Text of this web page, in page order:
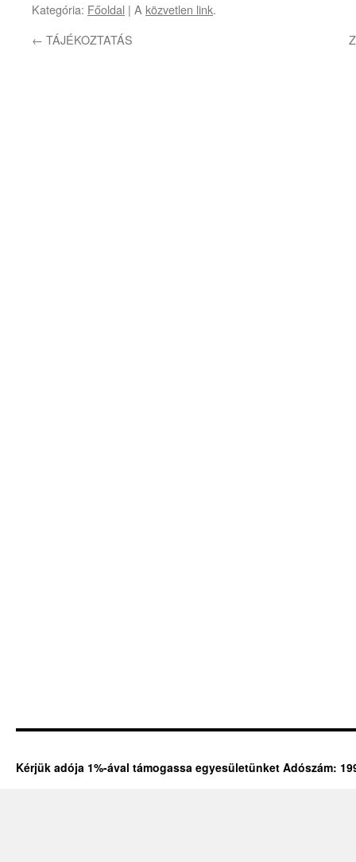
Kategória: Főoldal | A közvetlen link.
← TÁJÉKOZTATÁS
Kérjük adója 1%-ával támogassa egyesületünket Adószám: